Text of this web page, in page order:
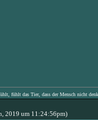
fühlt das Tier, dass der Mensch nicht
2019 um 11:24:56pm)